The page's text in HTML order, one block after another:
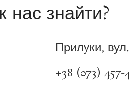
нас знайти?
Прилуки,
+38 (073) 457-